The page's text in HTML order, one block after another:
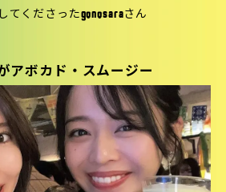
てくださったgonosaraさん
アボカド・スムージー